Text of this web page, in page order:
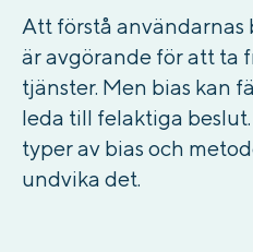
Att förstå
är avgörande för att ta
tjänster. Men bias kan
leda till felaktiga
typer av bias och
undvika det.